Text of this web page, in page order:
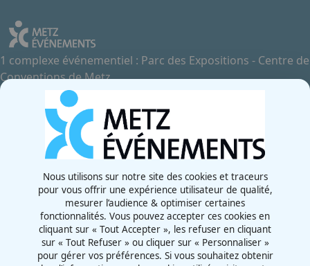
1 complexe événementiel : Parc des Expositions - Centre de
Conventions de Metz
Contactez-nous
+33 3 87 55 66 00
Rue de la Grange aux Bois
57070 - Metz
France
Newsletter
Nous utilisons sur notre site des cookies et traceurs
pour vous offrir une expérience utilisateur de qualité,
mesurer l’audience & optimiser certaines
fonctionnalités. Vous pouvez accepter ces cookies en
cliquant sur « Tout Accepter », les refuser en cliquant
sur « Tout Refuser » ou cliquer sur « Personnaliser »
pour gérer vos préférences. Si vous souhaitez obtenir